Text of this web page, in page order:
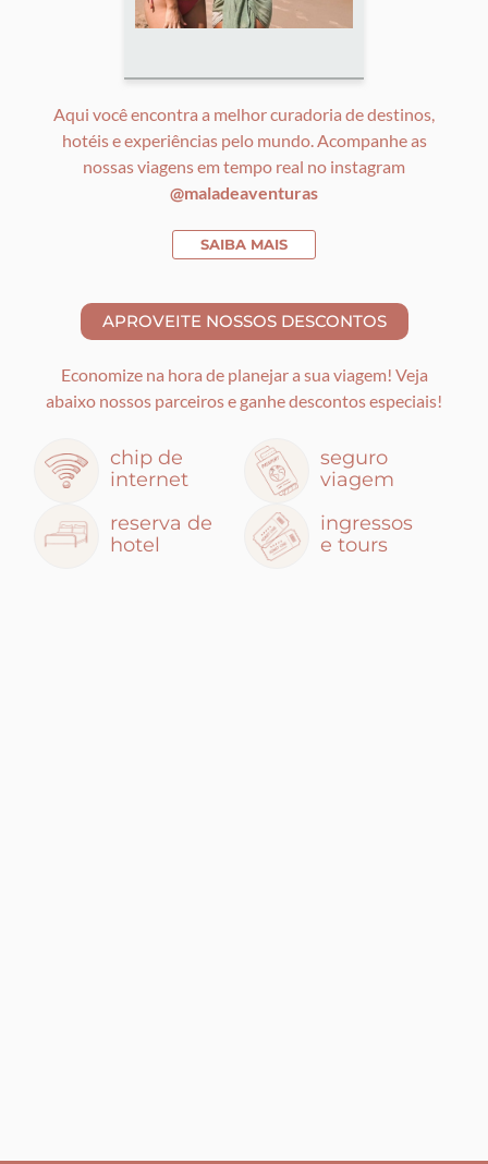
Aqui você encontra a melhor curadoria de destinos,
hotéis e experiências pelo mundo. Acompanhe as
nossas viagens em tempo real no instagram
@maladeaventuras
SAIBA MAIS
Economize na hora de planejar a sua viagem! Veja
abaixo nossos parceiros e ganhe descontos especiais!
chip de
internet
seguro
viagem
reserva de
hotel
ingressos
e tours